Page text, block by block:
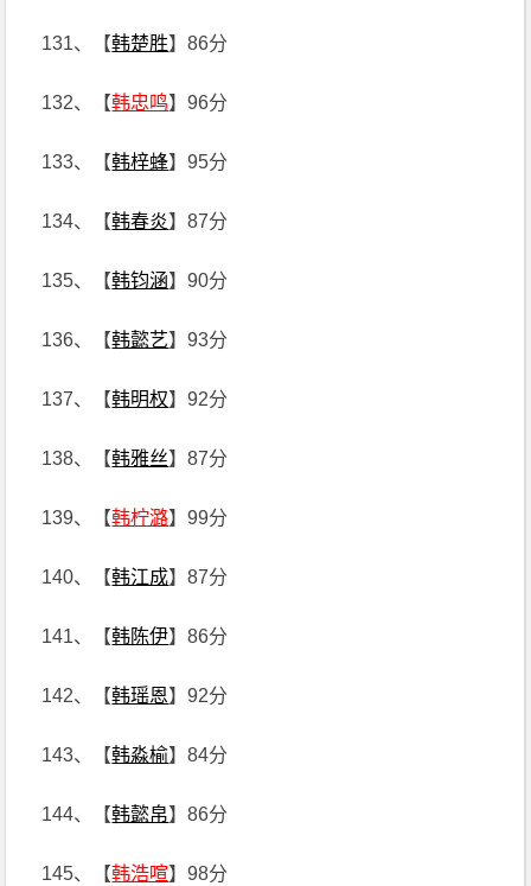
131、【韩楚胜】86分
132、【韩忠鸣】96分
133、【韩梓蜂】95分
134、【韩春炎】87分
135、【韩钧涵】90分
136、【韩懿艺】93分
137、【韩明权】92分
138、【韩雅丝】87分
139、【韩柠潞】99分
140、【韩江成】87分
141、【韩陈伊】86分
142、【韩瑶恩】92分
143、【韩淼榆】84分
144、【韩懿帛】86分
145、【韩浩喧】98分